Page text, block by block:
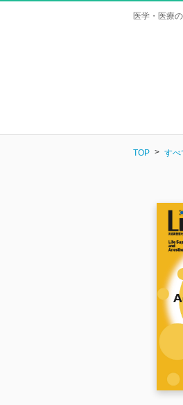
医学・医療
TOP すべ